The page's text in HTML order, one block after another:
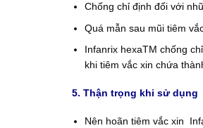
Chống chỉ định đối với
Quá mẫn sau mũi tiêm
Infanrix hexaTM chống
khi tiêm vắc xin chứa
5. Thận trọng khi sử dụng
Nên hoãn tiêm vắc xin